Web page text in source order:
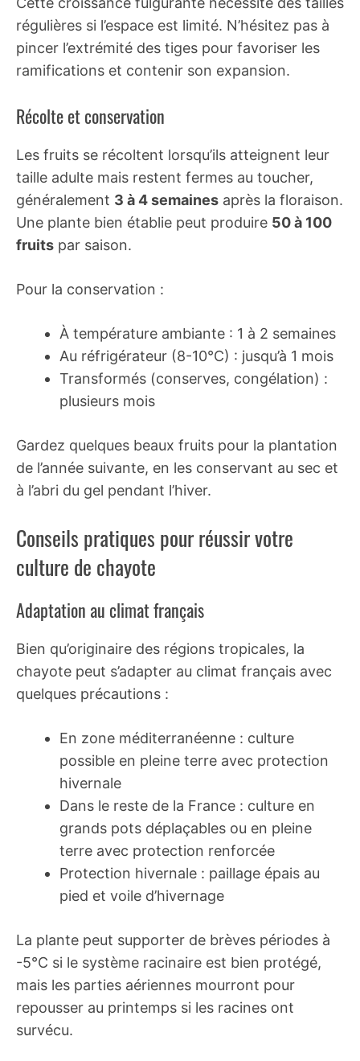
régulières si l’espace est limité. N’hésitez pas à
pincer l’extrémité des tiges pour favoriser les
ramifications et contenir son expansion.
Récolte et conservation
Les fruits se récoltent lorsqu’ils atteignent leur
taille adulte mais restent fermes au toucher,
généralement 3 à 4 semaines après la floraison.
Une plante bien établie peut produire 50 à 100
fruits par saison.
Pour la conservation :
À température ambiante : 1 à 2 semaines
Au réfrigérateur (8-10°C) : jusqu’à 1 mois
Transformés (conserves, congélation) :
plusieurs mois
Gardez quelques beaux fruits pour la plantation
de l’année suivante, en les conservant au sec et
à l’abri du gel pendant l’hiver.
Conseils pratiques pour réussir votre
culture de chayote
Adaptation au climat français
Bien qu’originaire des régions tropicales, la
chayote peut s’adapter au climat français avec
quelques précautions :
En zone méditerranéenne : culture
possible en pleine terre avec protection
hivernale
Dans le reste de la France : culture en
grands pots déplaçables ou en pleine
terre avec protection renforcée
Protection hivernale : paillage épais au
pied et voile d’hivernage
La plante peut supporter de brèves périodes à
-5°C si le système racinaire est bien protégé,
mais les parties aériennes mourront pour
repousser au printemps si les racines ont
survécu.